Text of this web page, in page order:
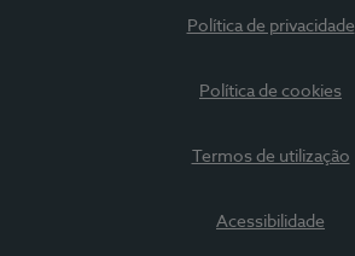
Política de privacidade
Política de cookies
Termos de utilização
Acessibilidade